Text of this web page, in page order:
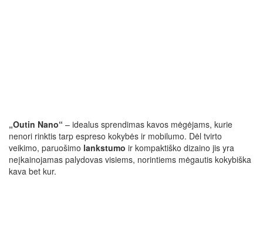
„Outin Nano“ – idealus sprendimas kavos mėgėjams, kurie
nenori rinktis tarp espreso kokybės ir mobilumo. Dėl tvirto
veikimo, paruošimo lankstumo ir kompaktiško dizaino jis yra
neįkainojamas palydovas visiems, norintiems mėgautis kokybiška
kava bet kur.